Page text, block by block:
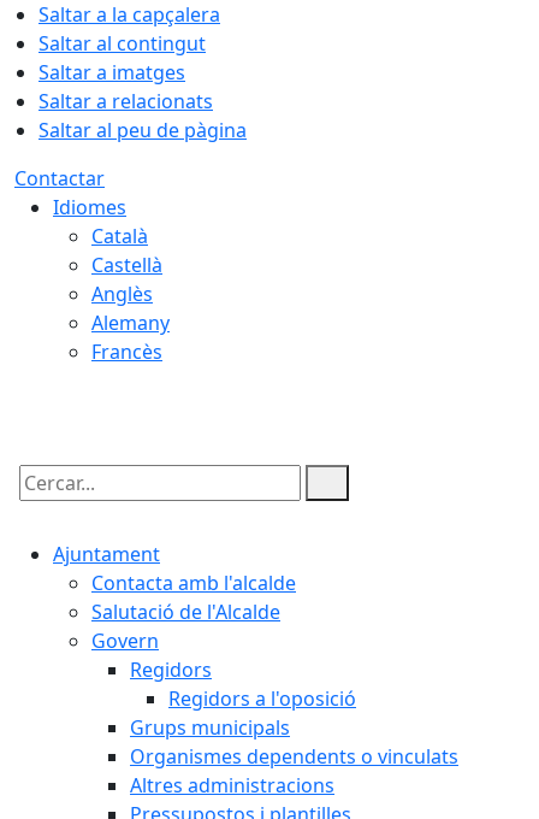
Saltar a la capçalera
Saltar al contingut
Saltar a imatges
Saltar a relacionats
Saltar al peu de pàgina
Contactar
Idiomes
Català
Castellà
Anglès
Alemany
Francès
Cercar:
Ajuntament
Contacta amb l'alcalde
Salutació de l'Alcalde
Govern
Regidors
Regidors a l'oposició
Grups municipals
Organismes dependents o vinculats
Altres administracions